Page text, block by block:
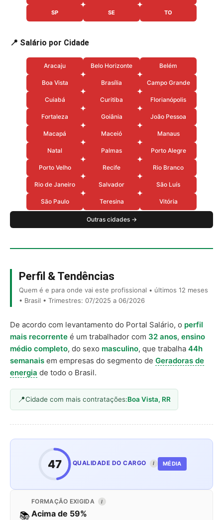
SP SE TO
📍 Salário por Cidade
Aracaju Belo Horizonte Belém
Boa Vista Brasília Campo Grande
Cuiabá Curitiba Florianópolis
Fortaleza Goiânia João Pessoa
Macapá Maceió Manaus
Natal Palmas Porto Alegre
Porto Velho Recife Rio Branco
Rio de Janeiro Salvador São Luís
São Paulo Teresina Vitória
Outras cidades →
Perfil & Tendências
Quem é e para onde vai este profissional • últimos 12 meses
• Brasil • Trimestres: 07/2025 a 06/2026
De acordo com levantamento do Portal Salário, o perfil
mais recorrente é um trabalhador com 32 anos, ensino
médio completo, do sexo masculino, que trabalha 44h
semanais em empresas do segmento de Geradoras de
energia de todo o Brasil.
Cidade com mais contratações:Boa Vista, RR
47 QUALIDADE DO CARGO I MÉDIA
📚
FORMAÇÃO EXIGIDA I
Acima de 59%